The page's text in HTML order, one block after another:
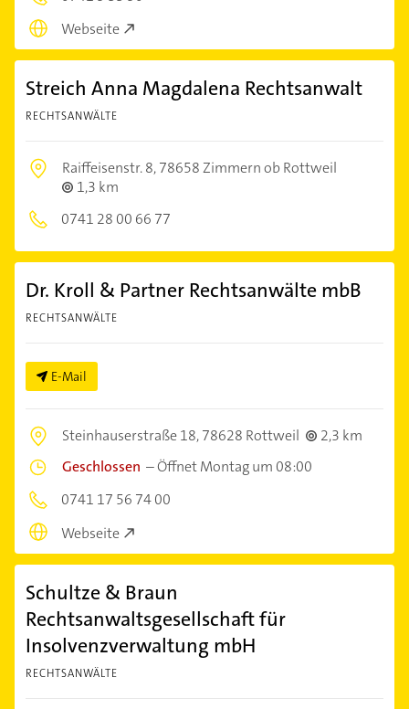
Webseite
Streich Anna Magdalena Rechtsanwalt
RECHTSANWÄLTE
Raiffeisenstr. 8,78658 Zimmern ob Rottweil
1,3 km
0741 28 00 66 77
Dr. Kroll & Partner Rechtsanwälte mbB
RECHTSANWÄLTE
E-Mail
Steinhauserstraße 18,78628 Rottweil
2,3 km
Geschlossen –Öffnet Montag um 08:00
0741 17 56 74 00
Webseite
Schultze & Braun
Rechtsanwaltsgesellschaft für
Insolvenzverwaltung mbH
RECHTSANWÄLTE